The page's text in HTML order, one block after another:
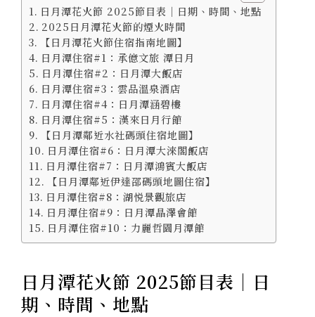
日月潭花火節 2025節目表｜日期、時間、地點
2025日月潭花火節的煙火時間
【日月潭花火節住宿指南地圖】
日月潭住宿#1：承億文旅 潭日月
日月潭住宿#2：日月潭大飯店
日月潭住宿#3：雲品溫泉酒店
日月潭住宿#4：日月潭涵碧樓
日月潭住宿#5：漢來日月行館
【日月潭鄰近水社碼頭住宿地圖】
日月潭住宿#6：日月潭大淶閣飯店
日月潭住宿#7：日月潭鴻賓大飯店
【日月潭鄰近伊達邵碼頭地圖住宿】
日月潭住宿#8：湖悦景觀旅店
日月潭住宿#9：日月潭晶澤會館
日月潭住宿#10：力麗哲園月潭館
日月潭花火節 2025節目表｜日
期、時間、地點